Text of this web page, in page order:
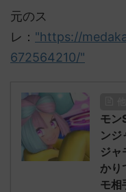
元のス
レ： "https://
672564210/"
モン
ンジ
ジャ
かり
モ相